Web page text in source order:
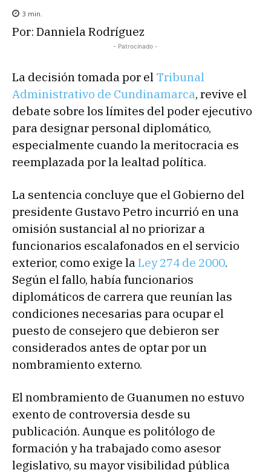
3 min.
Por: Danniela Rodríguez
- Patrocinado -
La decisión tomada por el Tribunal
Administrativo de Cundinamarca, revive el
debate sobre los límites del poder ejecutivo
para designar personal diplomático,
especialmente cuando la meritocracia es
reemplazada por la lealtad política.
La sentencia concluye que el Gobierno del
presidente Gustavo Petro incurrió en una
omisión sustancial al no priorizar a
funcionarios escalafonados en el servicio
exterior, como exige la Ley 274 de 2000.
Según el fallo, había funcionarios
diplomáticos de carrera que reunían las
condiciones necesarias para ocupar el
puesto de consejero que debieron ser
considerados antes de optar por un
nombramiento externo.
El nombramiento de Guanumen no estuvo
exento de controversia desde su
publicación. Aunque es politólogo de
formación y ha trabajado como asesor
legislativo, su mayor visibilidad pública